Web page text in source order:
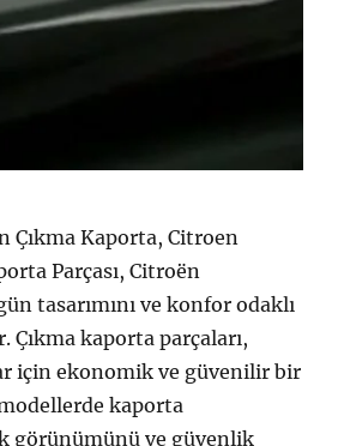
Çıkma Kaporta, Citroen
Parçası, Citroën
tasarımını ve konfor odaklı
kaporta parçaları,
için ekonomik ve güvenilir bir
kaporta
görünümünü ve güvenlik